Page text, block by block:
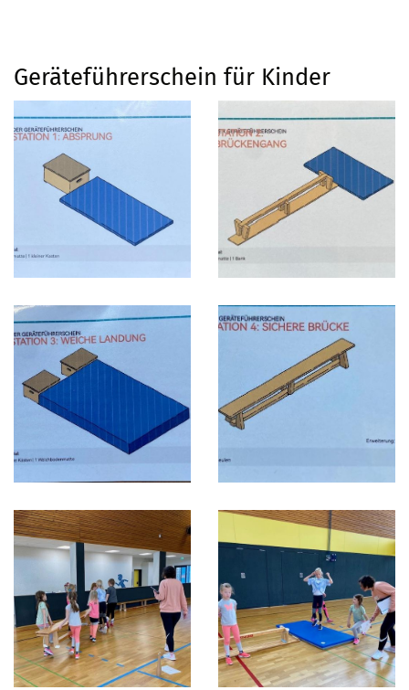
Geräteführerschein für Kinder